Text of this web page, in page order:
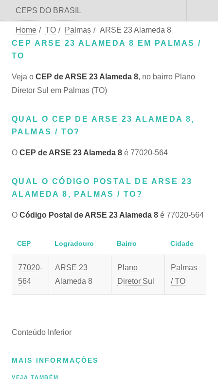
CEPS DO BRASIL
Home / TO / Palmas / ARSE 23 Alameda 8
CEP ARSE 23 ALAMEDA 8 EM PALMAS /
TO
Veja o CEP de ARSE 23 Alameda 8, no bairro Plano
Diretor Sul em Palmas (TO)
QUAL O CEP DE ARSE 23 ALAMEDA 8,
PALMAS / TO?
O CEP de ARSE 23 Alameda 8 é 77020-564
QUAL O CÓDIGO POSTAL DE ARSE 23
ALAMEDA 8, PALMAS / TO?
O Código Postal de ARSE 23 Alameda 8 é 77020-564
CEP Logradouro Bairro Cidade
77020-
564
ARSE 23
Alameda 8
Plano
Diretor Sul
Palmas
/ TO
Conteúdo Inferior
MAIS INFORMAÇÕES
VEJA TAMBÉM